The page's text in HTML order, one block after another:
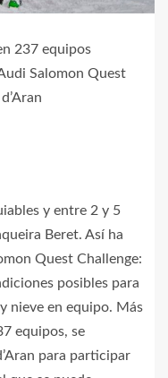
237 equipos
Salomon Quest
y entre 2 y 5
Beret. Así ha
Quest Challenge:
posibles para
nieve en equipo. Más
equipos, se
para participar